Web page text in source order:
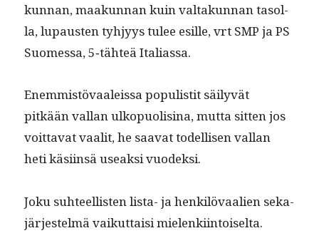
kun­nan, maakun­nan kuin val­takun­nan tasol­
la, lupausten tyhjyys tulee esille, vrt SMP ja PS
Suomes­sa, 5‑tähteä Italiassa.
Enem­mistö­vaaleis­sa pop­ulis­tit säi­lyvät
pitkään val­lan ulkop­uolisi­na, mut­ta sit­ten jos
voit­ta­vat vaalit, he saa­vat todel­lisen val­lan
heti käsi­in­sä use­ak­si vuodeksi.
Joku suh­teel­lis­ten lista- ja henkilö­vaalien seka­
jär­jestelmä vaikut­taisi mielenkiintoiselta.